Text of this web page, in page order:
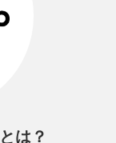
は？